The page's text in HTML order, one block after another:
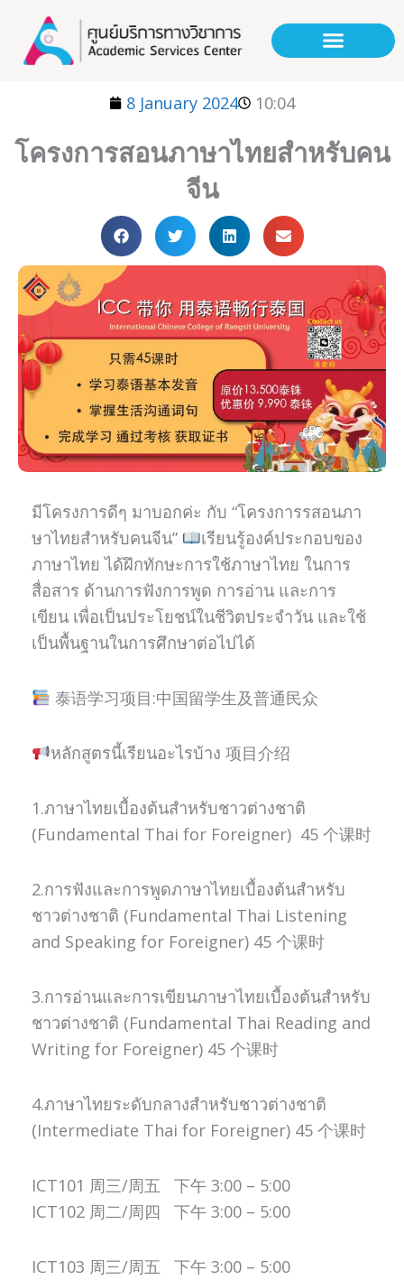
content
8 January 2024
10:04
โครงการสอนภาษาไทยสำหรับคน
จีน
มีโครงการดีๆ มาบอกค่ะ กับ “โครงการรสอนภา
ษาไทยสำหรับคนจีน”
เรียนรู้องค์ประกอบของ
ภาษาไทย ได้ฝึกทักษะการใช้ภาษาไทย ในการ
สื่อสาร ด้านการฟังการพูด การอ่าน และการ
เขียน เพื่อเป็นประโยชน์ในชีวิตประจำวัน และใช้
เป็นพื้นฐานในการศึกษาต่อไปได้
泰语学习项目:中国留学生及普通民众
หลักสูตรนี้เรียนอะไรบ้าง 项目介绍
1.ภาษาไทยเบื้องต้นสำหรับชาวต่างชาติ
(Fundamental Thai for Foreigner) 45 个课时
2.การฟังและการพูดภาษาไทยเบื้องต้นสำหรับ
ชาวต่างชาติ (Fundamental Thai Listening
and Speaking for Foreigner) 45 个课时
3.การอ่านและการเขียนภาษาไทยเบื้องต้นสำหรับ
ชาวต่างชาติ (Fundamental Thai Reading and
Writing for Foreigner) 45 个课时
4.ภาษาไทยระดับกลางสำหรับชาวต่างชาติ
(Intermediate Thai for Foreigner) 45 个课时
ICT101 周三/周五 下午 3:00 – 5:00
ICT102 周二/周四 下午 3:00 – 5:00
ICT103 周三/周五 下午 3:00 – 5:00